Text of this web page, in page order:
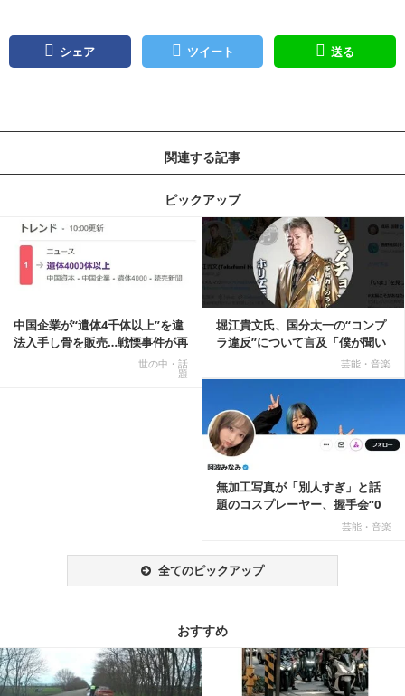
シェア ツイート 送る
関連する記事
ピックアップ
中国企業が“遺体4千体以上”を違
法入手し骨を販売…戦慄事件が再
世の中・話
題
堀江貴文氏、国分太一の“コンプ
ラ違反”について言及「僕が聞い
芸能・音楽
無加工写真が「別人すぎ」と話
題のコスプレーヤー、握手会“0
芸能・音楽
全てのピックアップ
おすすめ
記事を読む